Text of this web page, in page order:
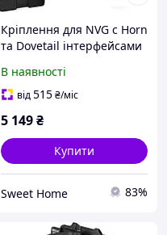
Кріплення для NVG c Horn
та Dovetail інтерфейсами
Norotos CL24-0237
(Чорний)
В наявності
від515₴/міс
5 149₴
Купити
Sweet Home 83%